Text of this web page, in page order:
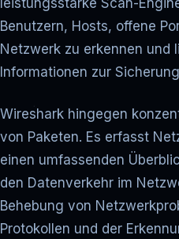
Benutzern, Hosts, offene
Netzwerk zu erkennen und
Informationen zur
Wireshark hingegen
von Paketen. Es erfasst
einen umfassenden
den Datenverkehr im
Behebung von
Protokollen und der